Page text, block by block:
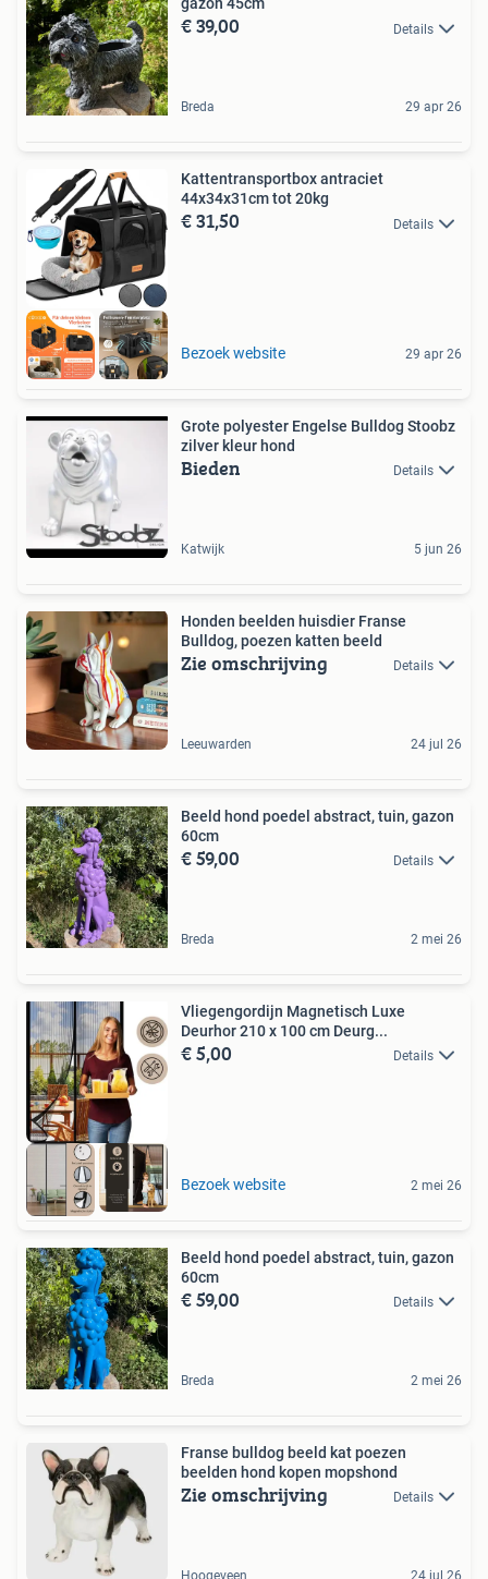
€ 39,00 Details
Breda 29 apr 26
Kattentransportbox antraciet
44x34x31cm tot 20kg
€ 31,50 Details
Bezoek website 29 apr 26
Grote polyester Engelse Bulldog Stoobz
zilver kleur hond
Bieden Details
Katwijk 5 jun 26
Honden beelden huisdier Franse
Bulldog, poezen katten beeld
Zie omschrijving Details
Leeuwarden 24 jul 26
Beeld hond poedel abstract, tuin, gazon
60cm
€ 59,00 Details
Breda 2 mei 26
Vliegengordijn Magnetisch Luxe
Deurhor 210 x 100 cm Deurg...
€ 5,00 Details
Bezoek website 2 mei 26
Beeld hond poedel abstract, tuin, gazon
60cm
€ 59,00 Details
Breda 2 mei 26
Franse bulldog beeld kat poezen
beelden hond kopen mopshond
Zie omschrijving Details
Hoogeveen 24 jul 26